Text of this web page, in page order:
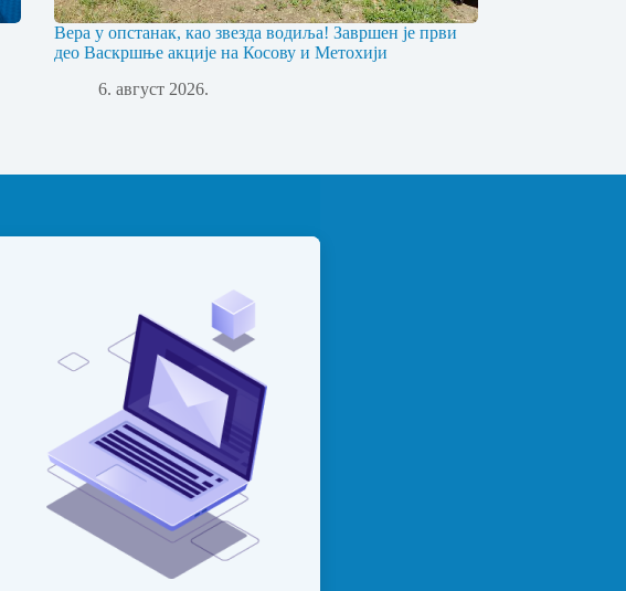
Вера у опстанак, као звезда водиља! Завршен је први
део Васкршње акције на Косову и Метохији
6. август 2026.